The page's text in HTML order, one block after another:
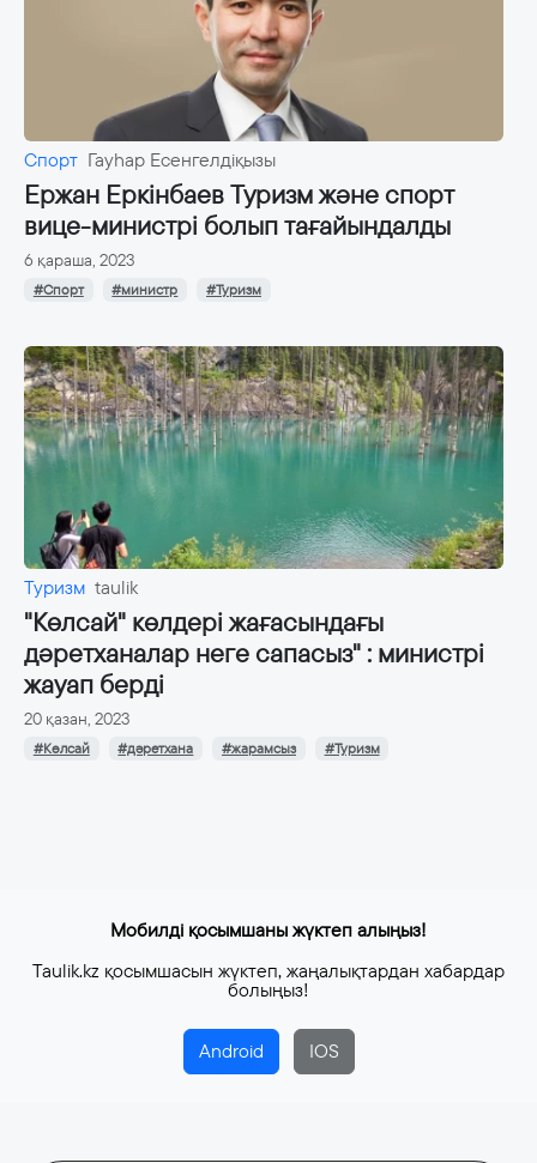
Спорт Гауһар Есенгелдіқызы
Ержан Еркінбаев Туризм және спорт
вице-министрі болып тағайындалды
6 қараша, 2023
#Спорт #министр #Туризм
Туризм taulik
"Көлсай" көлдері жағасындағы
дәретханалар неге сапасыз" : министрі
жауап берді
20 қазан, 2023
#Көлсай #дәретхана #жарамсыз #Туризм
Мобилді қосымшаны жүктеп алыңыз!
Taulik.kz қосымшасын жүктеп, жаңалықтардан хабардар
болыңыз!
Android IOS